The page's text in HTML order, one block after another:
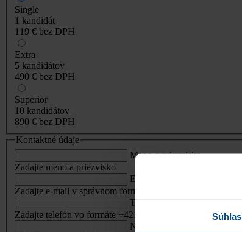
Súhlas
Single
1 kandidát
119 € bez DPH
Extra
5 kandidátov
490 € bez DPH
Superior
10 kandidátov
890 € bez DPH
Kontaktné údaje
Meno a priezvisko
Zadajte meno a priezvisko
E-mail
Zadajte e-mail v správnom formáte
Telefón
Zadajte telefón vo formáte +421 912 345 678
Názov spoločnosti